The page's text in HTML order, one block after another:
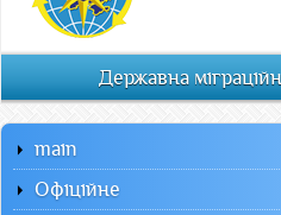
Державна
main
Офiцiйне